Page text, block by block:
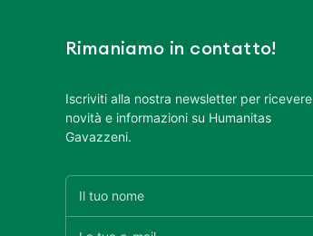
Rimaniamo in contatto!
Iscriviti alla nostra newsletter per ricevere
novità e informazioni su Humanitas
Gavazzeni.